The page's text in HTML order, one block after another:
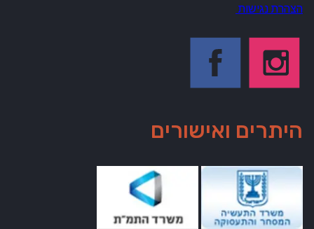
הצהרת נגישות
היתרים ואישורים